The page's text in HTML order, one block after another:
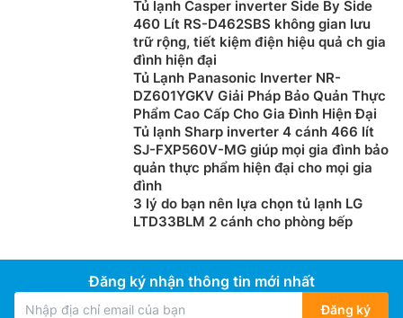
Chế độ làm lạnh tức thì Power Cool
Với chế độ làm lạnh tức thì Power Cool, một luồng khí
mát lạnh sẽ được thổi ra nhanh chóng, giúp cho thực
phẩm hay đồ uống của bạn mát lạnh tức thì.
Tủ lạnh Casper inverter Side By Side
460 Lít RS-D462SBS không gian lưu
trữ rộng, tiết kiệm điện hiệu quả ch gia
đình hiện đại
Tủ Lạnh Panasonic Inverter NR-
DZ601YGKV Giải Pháp Bảo Quản Thực
Phẩm Cao Cấp Cho Gia Đình Hiện Đại
Tủ lạnh Sharp inverter 4 cánh 466 lít
SJ-FXP560V-MG giúp mọi gia đình bảo
quản thực phẩm hiện đại cho mọi gia
đình
3 lý do bạn nên lựa chọn tủ lạnh LG
LTD33BLM 2 cánh cho phòng bếp
Đăng ký nhận thông tin mới nhất
Đăng ký